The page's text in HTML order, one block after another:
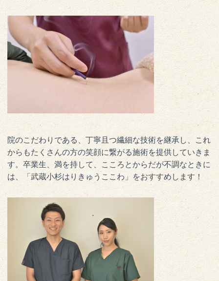
院のこだわりである、丁寧且つ繊細な技術を継承し、これ
からもたくさんの方の笑顔に繋がる施術を提供していきま
す。卒業生、満を持して、こころとからだが不調なときに
は、「武蔵小杉はりきゅうここわ」をおすすめします！